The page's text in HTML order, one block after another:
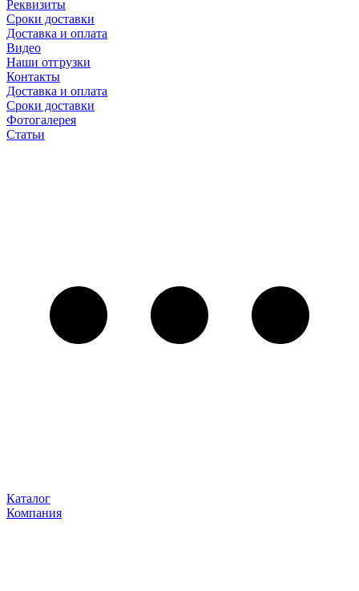
Реквизиты
Сроки доставки
Доставка и оплата
Видео
Наши отгрузки
Контакты
Доставка и оплата
Сроки доставки
Фотогалерея
Статьи
Каталог
Компания